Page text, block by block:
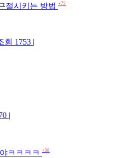
절시키는 방법 +72
회 1753 |
|
ㅋㅋㅋㅋ +38